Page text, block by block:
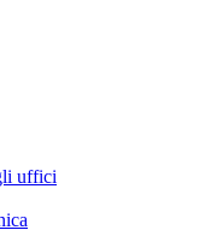
uffici